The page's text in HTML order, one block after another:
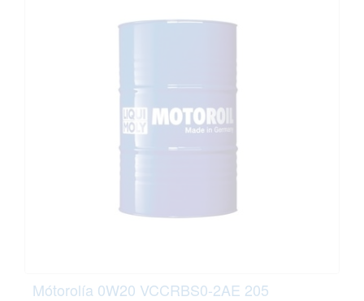
Mótorolía 0W20 VCCRBS0-2AE 205